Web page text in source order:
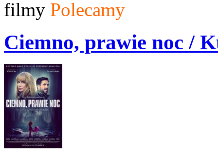
filmy Polecamy
Ciemno, prawie noc /